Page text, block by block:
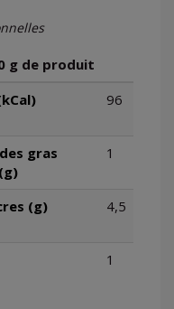
g de produit
96
gras
1
(g) 4,5
1